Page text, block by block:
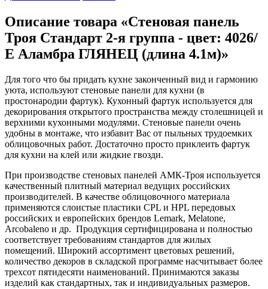
Описание товара «Стеновая панель
Троя Стандарт 2-я группа - цвет: 4026/
Е Аламбра ГЛЯНЕЦ (длина 4.1м)»
Для того что бы придать кухне законченный вид и гармонию
уюта, используют стеновые панели для кухни (в
простонародии фартук). Кухонный фартук используется для
декорирования открытого пространства между столешницей и
верхними кухонными модулями. Стеновые панели очень
удобны в монтаже, что избавит Вас от пыльных трудоемких
облицовочных работ. Достаточно просто приклеить фартук
для кухни на клей или жидкие гвозди.
При производстве стеновых панелей АМК-Троя используется
качественный плитный материал ведущих российских
производителей. В качестве облицовочного материала
применяются слоистые пластики CPL и HPL передовых
российских и европейских брендов Lemark, Melatone,
Arcobaleno и др. Продукция сертифицирована и полностью
соответствует требованиям стандартов для жилых
помещений. Широкий ассортимент цветовых решений,
количество декоров в складской программе насчитывает более
трехсот пятидесяти наименований. Принимаются заказы
изделий как стандартных, так и индивидуальных размеров.